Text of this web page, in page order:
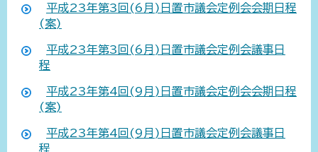
平成23年第3回(6月)日置市議会定例会会期日程
(案)
平成23年第3回(6月)日置市議会定例会議事日
程
平成23年第4回(9月)日置市議会定例会会期日程
(案)
平成23年第4回(9月)日置市議会定例会議事日
程